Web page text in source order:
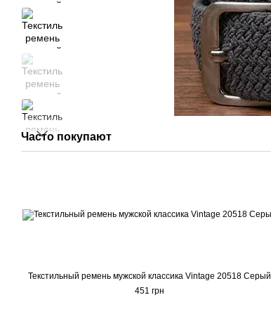
Часто покупают
Текстильный ремень мужской классика Vintage 20518 Серый
451 грн